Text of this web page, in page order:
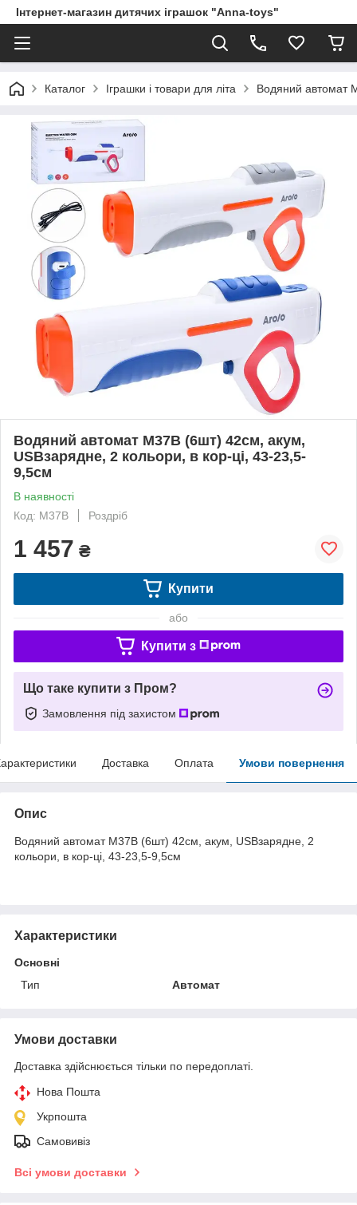
Інтернет-магазин дитячих іграшок "Anna-toys"
Каталог Іграшки і товари для літа Водяний автомат
Водяний автомат M37B (6шт) 42см, акум,
USBзарядне, 2 кольори, в кор-ці, 43-23,5-
9,5см
В наявності
Код: M37B
Роздріб
1 457 ₴
Купити
або
Купити з
Що таке купити з Пром?
Замовлення під захистом
Доставка Оплата Умови повернення
Опис
Водяний автомат M37B (6шт) 42см, акум, USBзарядне, 2
кольори, в кор-ці, 43-23,5-9,5см
Характеристики
Основні
Тип
Автомат
Умови доставки
Доставка здійснюється тільки по передоплаті.
Нова Пошта
Укрпошта
Самовивіз
Всі умови доставки